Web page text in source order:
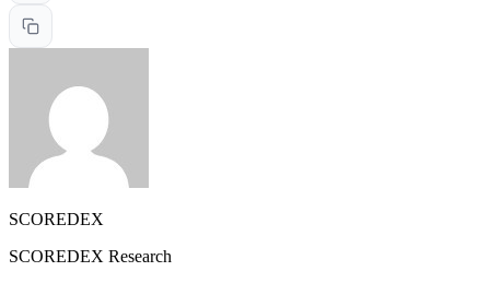
SCOREDEX
SCOREDEX Research